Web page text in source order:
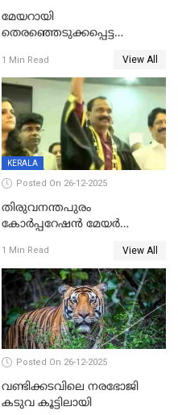
മേയറായി
തെരഞ്ഞെടുക്കപ്പെട്ട
ആദ്യ വോട്ട് അസാധു; കണ്ണൂർ
ഡെപ്യൂട്ടി മേയർ സ്ഥാനത്ത്
താഹിറിന് വിജയം
1 Min Read View All
KERALA
Posted On 26-12-2025
തിരുവനന്തപുരം
കോര്‍പ്പറേഷന്‍ മേയര്‍
ഹൈക്കോടതിയിലേക്ക്;
സത്യപ്രതിജ്ഞ ചടങ്ങില്‍
ചട്ടലംഘനമെന്ന് പാർട്ടി
1 Min Read View All
Posted On 26-12-2025
വണ്ടിക്കടവിലെ നരഭോജി
കടുവ കൂട്ടിലായി